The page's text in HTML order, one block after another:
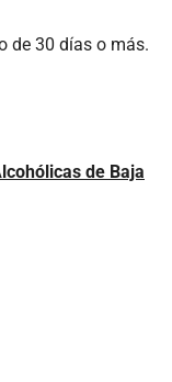
de 30 días o más.
de Baja